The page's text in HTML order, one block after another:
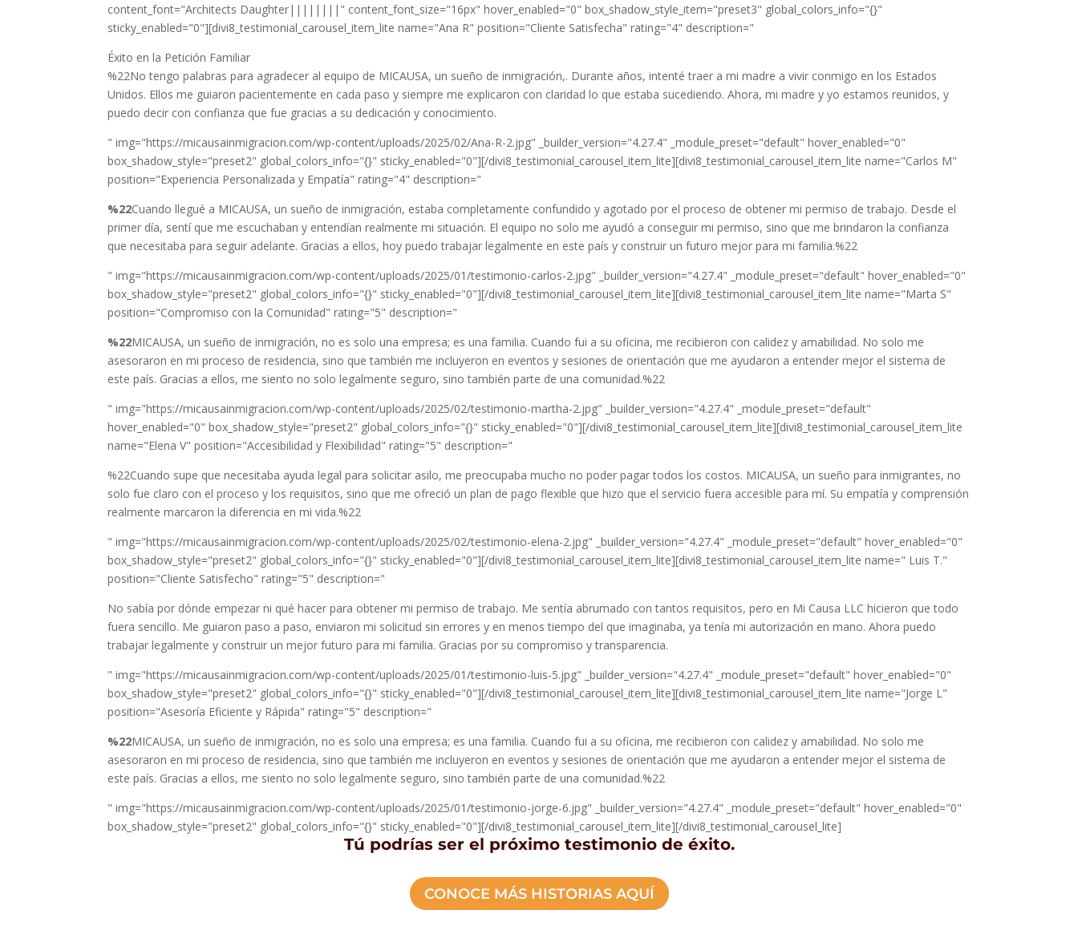
content_font="Architects Daughter||||||||" content_font_size="16px" hover_enabled="0" box_shadow_style_item="preset3" global_colors_info="{}"
sticky_enabled="0"][divi8_testimonial_carousel_item_lite name="Ana R" position="Cliente Satisfecha" rating="4" description="
Éxito en la Petición Familiar
%22No tengo palabras para agradecer al equipo de MICAUSA, un sueño de inmigración,. Durante años, intenté traer a mi madre a vivir conmigo en los Estados
Unidos. Ellos me guiaron pacientemente en cada paso y siempre me explicaron con claridad lo que estaba sucediendo. Ahora, mi madre y yo estamos reunidos, y
puedo decir con confianza que fue gracias a su dedicación y conocimiento.
" img="https://micausainmigracion.com/wp-content/uploads/2025/02/Ana-R-2.jpg" _builder_version="4.27.4" _module_preset="default" hover_enabled="0"
box_shadow_style="preset2" global_colors_info="{}" sticky_enabled="0"][/divi8_testimonial_carousel_item_lite][divi8_testimonial_carousel_item_lite name="Carlos M"
position="Experiencia Personalizada y Empatía" rating="4" description="
%22Cuando llegué a MICAUSA, un sueño de inmigración, estaba completamente confundido y agotado por el proceso de obtener mi permiso de trabajo. Desde el
primer día, sentí que me escuchaban y entendían realmente mi situación. El equipo no solo me ayudó a conseguir mi permiso, sino que me brindaron la confianza
que necesitaba para seguir adelante. Gracias a ellos, hoy puedo trabajar legalmente en este país y construir un futuro mejor para mi familia.%22
" img="https://micausainmigracion.com/wp-content/uploads/2025/01/testimonio-carlos-2.jpg" _builder_version="4.27.4" _module_preset="default" hover_enabled="0"
box_shadow_style="preset2" global_colors_info="{}" sticky_enabled="0"][/divi8_testimonial_carousel_item_lite][divi8_testimonial_carousel_item_lite name="Marta S"
position="Compromiso con la Comunidad" rating="5" description="
%22MICAUSA, un sueño de inmigración, no es solo una empresa; es una familia. Cuando fui a su oficina, me recibieron con calidez y amabilidad. No solo me
asesoraron en mi proceso de residencia, sino que también me incluyeron en eventos y sesiones de orientación que me ayudaron a entender mejor el sistema de
este país. Gracias a ellos, me siento no solo legalmente seguro, sino también parte de una comunidad.%22
" img="https://micausainmigracion.com/wp-content/uploads/2025/02/testimonio-martha-2.jpg" _builder_version="4.27.4" _module_preset="default"
hover_enabled="0" box_shadow_style="preset2" global_colors_info="{}" sticky_enabled="0"][/divi8_testimonial_carousel_item_lite][divi8_testimonial_carousel_item_lite
name="Elena V" position="Accesibilidad y Flexibilidad" rating="5" description="
%22Cuando supe que necesitaba ayuda legal para solicitar asilo, me preocupaba mucho no poder pagar todos los costos. MICAUSA, un sueño para inmigrantes, no
solo fue claro con el proceso y los requisitos, sino que me ofreció un plan de pago flexible que hizo que el servicio fuera accesible para mí. Su empatía y comprensión
realmente marcaron la diferencia en mi vida.%22
" img="https://micausainmigracion.com/wp-content/uploads/2025/02/testimonio-elena-2.jpg" _builder_version="4.27.4" _module_preset="default" hover_enabled="0"
box_shadow_style="preset2" global_colors_info="{}" sticky_enabled="0"][/divi8_testimonial_carousel_item_lite][divi8_testimonial_carousel_item_lite name=" Luis T."
position="Cliente Satisfecho" rating="5" description="
No sabía por dónde empezar ni qué hacer para obtener mi permiso de trabajo. Me sentía abrumado con tantos requisitos, pero en Mi Causa LLC hicieron que todo
fuera sencillo. Me guiaron paso a paso, enviaron mi solicitud sin errores y en menos tiempo del que imaginaba, ya tenía mi autorización en mano. Ahora puedo
trabajar legalmente y construir un mejor futuro para mi familia. Gracias por su compromiso y transparencia.
" img="https://micausainmigracion.com/wp-content/uploads/2025/01/testimonio-luis-5.jpg" _builder_version="4.27.4" _module_preset="default" hover_enabled="0"
box_shadow_style="preset2" global_colors_info="{}" sticky_enabled="0"][/divi8_testimonial_carousel_item_lite][divi8_testimonial_carousel_item_lite name="Jorge L"
position="Asesoría Eficiente y Rápida" rating="5" description="
%22MICAUSA, un sueño de inmigración, no es solo una empresa; es una familia. Cuando fui a su oficina, me recibieron con calidez y amabilidad. No solo me
asesoraron en mi proceso de residencia, sino que también me incluyeron en eventos y sesiones de orientación que me ayudaron a entender mejor el sistema de
este país. Gracias a ellos, me siento no solo legalmente seguro, sino también parte de una comunidad.%22
" img="https://micausainmigracion.com/wp-content/uploads/2025/01/testimonio-jorge-6.jpg" _builder_version="4.27.4" _module_preset="default" hover_enabled="0"
box_shadow_style="preset2" global_colors_info="{}" sticky_enabled="0"][/divi8_testimonial_carousel_item_lite][/divi8_testimonial_carousel_lite]
Tú podrías ser el próximo testimonio de éxito.
CONOCE MÁS HISTORIAS AQUÍ